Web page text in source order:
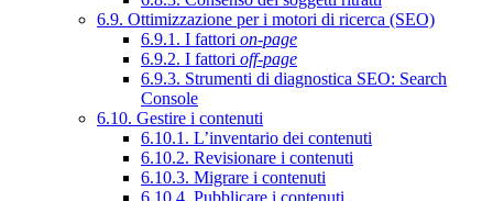
6.9. Ottimizzazione per i motori di ricerca (SEO)
6.9.1. I fattori on-page
6.9.2. I fattori off-page
6.9.3. Strumenti di diagnostica SEO: Search
Console
6.10. Gestire i contenuti
6.10.1. L’inventario dei contenuti
6.10.2. Revisionare i contenuti
6.10.3. Migrare i contenuti
6.10.4. Pubblicare i contenuti